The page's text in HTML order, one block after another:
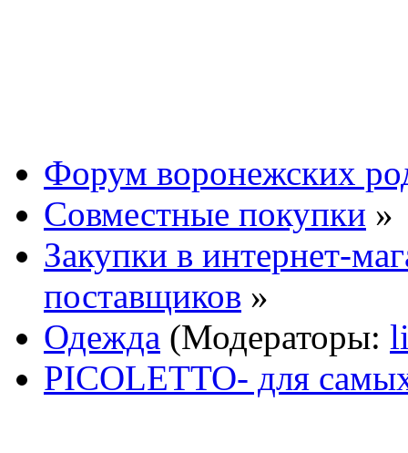
Форум воронежских
Совместные покупки »
Закупки в интернет-
поставщиков »
Одежда (Модераторы:
PICOLETTO- для